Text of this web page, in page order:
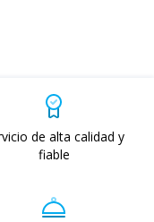
de alta calidad y
fiable